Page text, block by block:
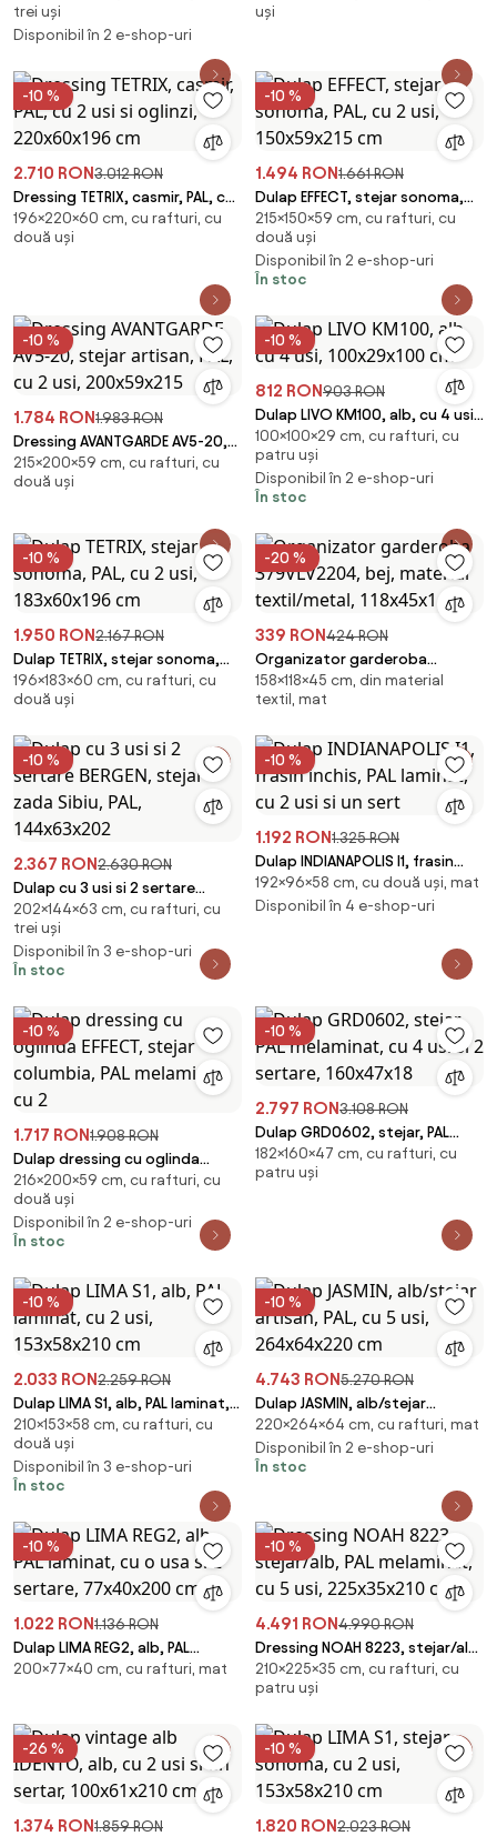
3 usi, 166x
trei uși
Disponibil în 2 e-shop-uri
cm
uși
-10 %
2.710 RON3.012 RON
Dressing TETRIX, casmir, PAL, cu
2 usi si oglinzi, 220x60x196 cm
196×220×60 cm, cu rafturi, cu
două uși
-10 %
1.494 RON1.661 RON
Dulap EFFECT, stejar sonoma,
PAL, cu 2 usi, 150x59x215 cm
215×150×59 cm, cu rafturi, cu
două uși
Disponibil în 2 e-shop-uri
În stoc
-10 %
1.784 RON1.983 RON
Dressing AVANTGARDE AV5-20,
stejar artisan, PAL, cu 2 usi,
200x59x215
215×200×59 cm, cu rafturi, cu
două uși
-10 %
812 RON903 RON
Dulap LIVO KM100, alb, cu 4 usi,
100x29x100 cm
100×100×29 cm, cu rafturi, cu
patru uși
Disponibil în 2 e-shop-uri
În stoc
-10 %
1.950 RON2.167 RON
Dulap TETRIX, stejar sonoma,
PAL, cu 2 usi, 183x60x196 cm
196×183×60 cm, cu rafturi, cu
două uși
-20 %
339 RON424 RON
Organizator garderoba
379VLV2204, bej, material
textil/metal, 118x45x1
158×118×45 cm, din material
textil, mat
-10 %
2.367 RON2.630 RON
Dulap cu 3 usi si 2 sertare
BERGEN, stejar zada Sibiu, PAL,
144x63x202
202×144×63 cm, cu rafturi, cu
trei uși
Disponibil în 3 e-shop-uri
În stoc
-10 %
1.192 RON1.325 RON
Dulap INDIANAPOLIS I1, frasin
inchis, PAL laminat, cu 2 usi si un
sert
192×96×58 cm, cu două uși, mat
Disponibil în 4 e-shop-uri
-10 %
1.717 RON1.908 RON
Dulap dressing cu oglinda
EFFECT, stejar columbia, PAL
melaminat, cu 2
216×200×59 cm, cu rafturi, cu
două uși
Disponibil în 2 e-shop-uri
În stoc
-10 %
2.797 RON3.108 RON
Dulap GRD0602, stejar, PAL
melaminat, cu 4 usi si 2 sertare,
160x47x18
182×160×47 cm, cu rafturi, cu
patru uși
-10 %
2.033 RON2.259 RON
Dulap LIMA S1, alb, PAL laminat,
cu 2 usi, 153x58x210 cm
210×153×58 cm, cu rafturi, cu
două uși
Disponibil în 3 e-shop-uri
În stoc
-10 %
4.743 RON5.270 RON
Dulap JASMIN, alb/stejar
artisan, PAL, cu 5 usi,
264x64x220 cm
220×264×64 cm, cu rafturi, mat
Disponibil în 2 e-shop-uri
În stoc
-10 %
1.022 RON1.136 RON
Dulap LIMA REG2, alb, PAL
laminat, cu o usa si 2 sertare,
200×77×40 cm, cu rafturi, mat
-10 %
4.491 RON4.990 RON
Dressing NOAH 8223, stejar/alb,
PAL melaminat, cu 5 usi,
225x35x210 cm
210×225×35 cm, cu rafturi, cu
patru uși
-26 %
1.374 RON1.859 RON
-10 %
1.820 RON2.023 RON